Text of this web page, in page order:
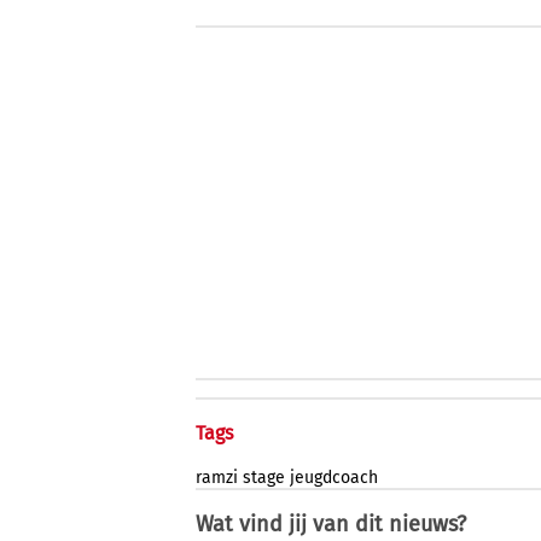
Tags
ramzi stage jeugdcoach
Wat vind jij van dit nieuws?